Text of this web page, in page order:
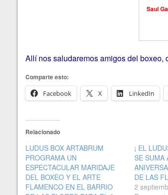
Saul
Allí nos saludaremos amigos del boxeo,
Comparte esto:
Facebook
X LinkedIn
Relacionado
LUDUS BOX ARTABRUM
PROGRAMA UN
ESPECTACULAR MARIDAJE
DEL BOXEO Y EL ARTE
FLAMENCO EN EL BARRIO
¡ EL
SE SUMA
DE LAS
2